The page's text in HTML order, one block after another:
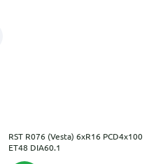
RST R076 (Vesta) 6xR16 PCD4x100
ET48 DIA60.1